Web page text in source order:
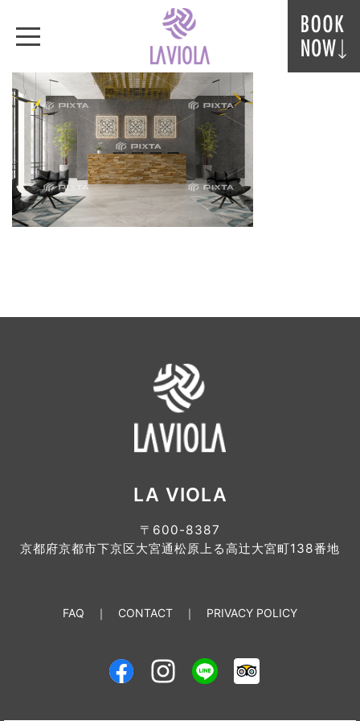
LA VIOLA
〒600-8387
京都府京都市下京区大宮通松原上る高辻大宮町138番地
FAQ CONTACT PRIVACY POLICY